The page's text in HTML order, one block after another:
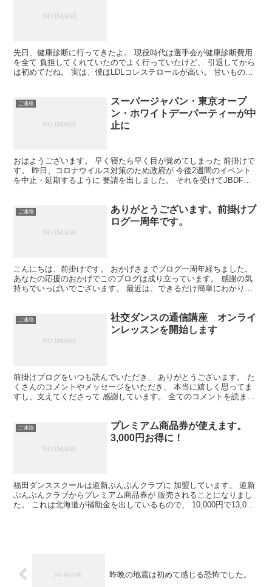
先日、健康診断に行ってきたよ。 現役時代は選手会が健康診断費用
を全て 負担してくれていたのでよく行っていたけど、 引退してから
は初めてだね。 実は、僕はLDLコレステロールが高い。 甘いものが
ご連絡
スーパージャパン・東京オープ
ン・ホワイトデーパーティーが中
止に
おはようございます。 早く寝たら早く目が覚めてしまった 前掛けで
す。 昨日、コロナウイルス対策のため政府が 今後2週間のイベント
を中止・延期するように 要請を出しました。 それを受けてJBDFで
ご連絡
ありがとうございます。前掛けブ
ログ一周年です。
こんにちは、前掛けです。 おかげさまでブログ一周年経ちました。
あなたの応援のおかげでこのブログは成り立っています。 感謝の気
持ちでいっぱいでございます。 最近は、できるだけ簡単にわかりや
ご連絡
社交ダンスの通信講座 オンライ
ンレッスンを開始します
前掛けブログをいつも読んでいただき、 ありがとうございます。 た
くさんのコメントやメッセージをいただき、 本当に嬉しく思ってま
すし、支えてくださって 感謝しています。 全てのコメントを読ませ
ご連絡
プレミアム商品券が使えます。
3,000円お得に！
福田ダンススクールは道新ぶんぶんクラブに 加盟しています。 道新
ぶんぶんクラブからプレミアム商品券が 販売されることになりまし
た。 これは北海道が補助金を出しているもので、 10,000円で13,000
昨晩の地震は初めて感じる恐怖でした。